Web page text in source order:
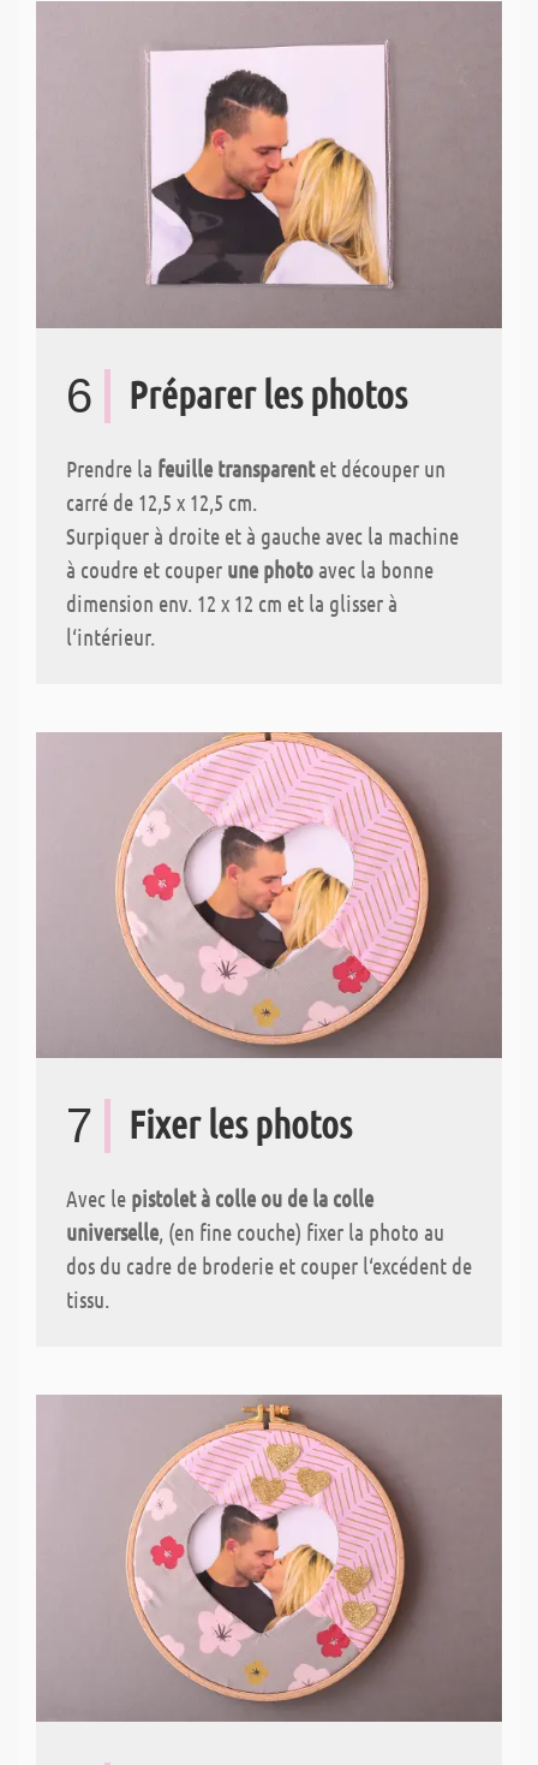
6 Préparer les photos
Prendre la feuille transparentet découper un
carré de 12,5 x 12,5 cm.
Surpiquer à droite et à gauche avec la machine
à coudre et couper une photoavec la bonne
dimension env. 12 x 12 cm et la glisser à
l‘intérieur.
7 Fixer les photos
Avec le pistolet à colle ou de la colle
universelle, (en fine couche) fixer la photo au
dos du cadre de broderie et couper l‘excédent de
tissu.